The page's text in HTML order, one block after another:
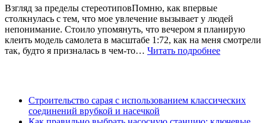
Взгляд за пределы стереотиповПомню, как впервые
столкнулась с тем, что мое увлечение вызывает у людей
непонимание. Стоило упомянуть, что вечером я планирую
клеить модель самолета в масштабе 1:72, как на меня смотрели
так, будто я призналась в чем-то… Читать подробнее
Строительство сарая с использованием классических
соединений врубкой и насечкой